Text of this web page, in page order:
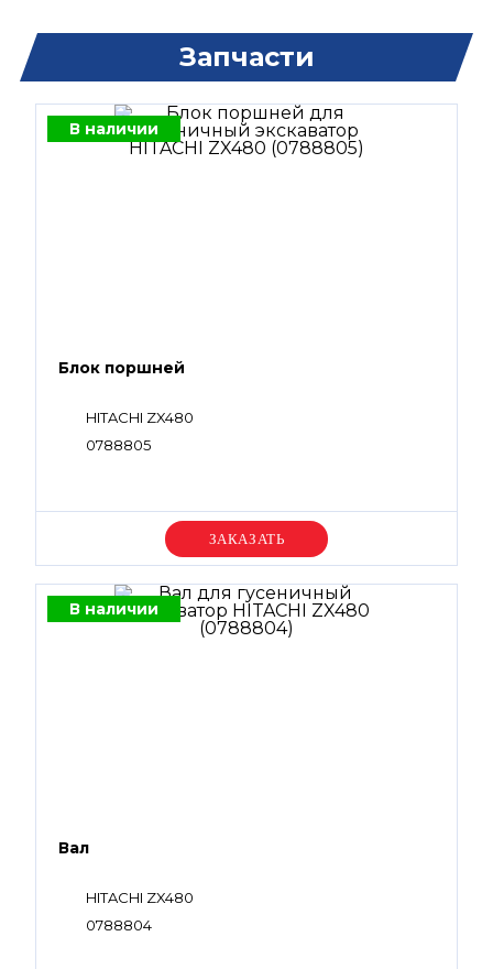
Запчасти
В наличии
Блок поршней
HITACHI ZX480
0788805
Уточняйте цену
В наличии
Вал
HITACHI ZX480
0788804